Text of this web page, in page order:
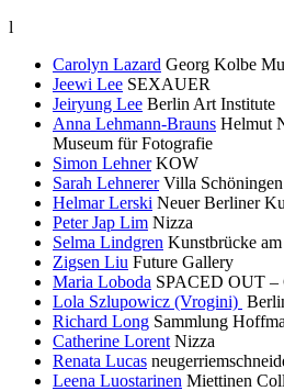
l
Carolyn Lazard Georg Kolbe
Jeewi Lee SEXAUER
Jeiryung Lee Berlin Art Institute
Anna Lehmann-Brauns Helmut
Museum für Fotografie
Simon Lehner KOW
Sarah Lehnerer Villa Schöningen
Helmar Lerski Neuer Berliner
Peter Jap Lim Nizza
Selma Lindgren Kunstbrücke
Zigsen Liu Future Gallery
Maria Loboda SPACED OUT –
Lola Szlupowicz (Vrogini)
Richard Long Sammlung
Catherine Lorent Nizza
Renata Lucas
Leena Luostarinen Miettinen